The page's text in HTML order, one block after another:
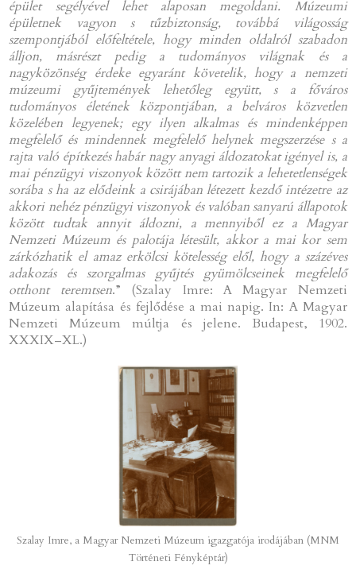
épület segélyével lehet alaposan megoldani. Múzeumi
épületnek vagyon s tűzbiztonság, továbbá világosság
szempontjából előfeltétele, hogy minden oldalról szabadon
álljon, másrészt pedig a tudományos világnak és a
nagyközönség érdeke egyaránt követelik, hogy a nemzeti
múzeumi gyűjtemények lehetőleg együtt, s a főváros
tudományos életének központjában, a belváros közvetlen
közelében legyenek; egy ilyen alkalmas és mindenképpen
megfelelő és mindennek megfelelő helynek megszerzése s a
rajta való építkezés habár nagy anyagi áldozatokat igényel is, a
mai pénzügyi viszonyok között nem tartozik a lehetetlenségek
sorába s ha az elődeink a csirájában létezett kezdő intézetre az
akkori nehéz pénzügyi viszonyok és valóban sanyarú állapotok
között tudtak annyit áldozni, a mennyiből ez a Magyar
Nemzeti Múzeum és palotája létesült, akkor a mai kor sem
zárkózhatik el amaz erkölcsi kötelesség elől, hogy a százéves
adakozás és szorgalmas gyűjtés gyümölcseinek megfelelő
otthont teremtsen.” (Szalay Imre: A Magyar Nemzeti
Múzeum alapítása és fejlődése a mai napig. In: A Magyar
Nemzeti Múzeum múltja és jelene. Budapest, 1902.
XXXIX–XL.)
Szalay Imre, a Magyar Nemzeti Múzeum igazgatója irodájában (MNM
Történeti Fényképtár)